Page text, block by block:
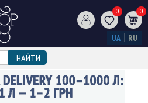
0 0
UA RU